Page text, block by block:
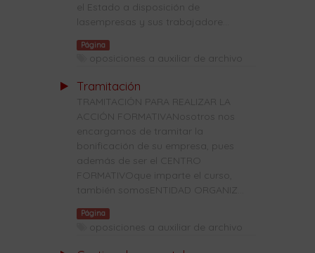
el Estado a disposición de
lasempresas y sus trabajadore...
Página
oposiciones a auxiliar de archivo
Tramitación
TRAMITACIÓN PARA REALIZAR LA
ACCIÓN FORMATIVANosotros nos
encargamos de tramitar la
bonificación de su empresa, pues
además de ser el CENTRO
FORMATIVOque imparte el curso,
también somosENTIDAD ORGANIZ...
Página
oposiciones a auxiliar de archivo